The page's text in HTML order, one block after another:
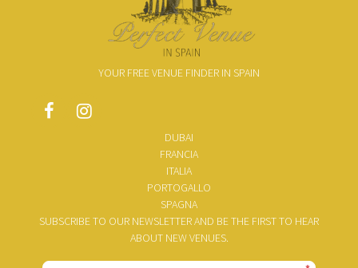
YOUR FREE VENUE FINDER IN SPAIN
DUBAI
FRANCIA
ITALIA
PORTOGALLO
SPAGNA
SUBSCRIBE TO OUR NEWSLETTER AND BE THE FIRST TO HEAR
ABOUT NEW VENUES.